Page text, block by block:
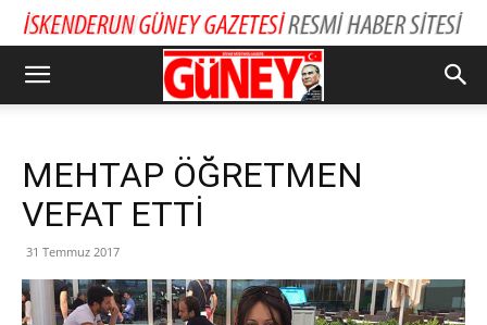
MEHTAP ÖĞRETMEN
VEFAT ETTİ
31 Temmuz 2017